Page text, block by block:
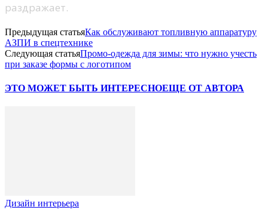
раздражает.
Предыдущая статьяКак обслуживают топливную аппаратуру
АЗПИ в спецтехнике
Следующая статьяПромо-одежда для зимы: что нужно учесть
при заказе формы с логотипом
ЭТО МОЖЕТ БЫТЬ ИНТЕРЕСНОЕЩЕ ОТ АВТОРА
Дизайн интерьера